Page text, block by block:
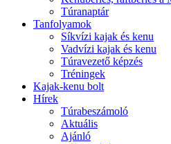
Túranaptár
Tanfolyamok
Síkvízi kajak és kenu
Vadvízi kajak és kenu
Túravezető képzés
Tréningek
Kajak-kenu bolt
Hírek
Túrabeszámoló
Aktuális
Ajánló